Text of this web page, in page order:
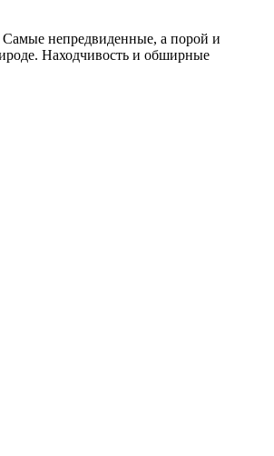
Самые непредвиденные, а порой и
Находчивость и обширные